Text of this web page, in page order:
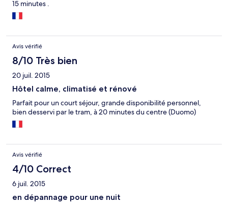
15 minutes .
Avis vérifié
8/10 Très bien
20 juil. 2015
Hôtel calme, climatisé et rénové
Parfait pour un court séjour, grande disponibilité personnel,
bien desservi par le tram, à 20 minutes du centre (Duomo)
Avis vérifié
4/10 Correct
6 juil. 2015
en dépannage pour une nuit